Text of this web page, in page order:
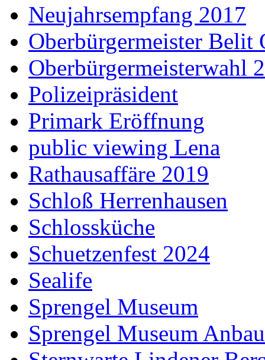
Neujahrsempfang 2017
Oberbürgermeister Belit
Oberbürgermeisterwahl
Polizeipräsident
Primark Eröffnung
public viewing Lena
Rathausaffäre 2019
Schloß Herrenhausen
Schlossküche
Schuetzenfest 2024
Sealife
Sprengel Museum
Sprengel Museum Anbau